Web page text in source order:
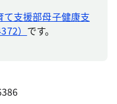
て支援部母子健康支
） です。